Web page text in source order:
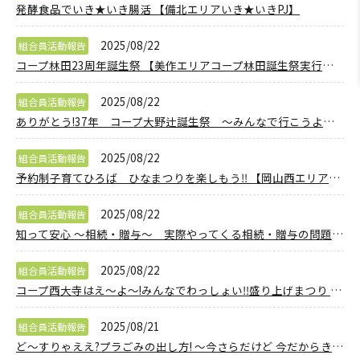
発酵食品でいき★いき腸活 【備北エリアいき★いきPJ】
組合員活動報告
2025/08/22
コープ林田23周年誕生祭 【美作エリアコープ林田誕生祭実行委員会】
組合員活動報告
2025/08/22
ありがとう!37年 コープ大野辻誕生祭 ～みんなで行こうよ大野辻～ 【岡山西エリアコープ大野辻応援実行委員会】
組合員活動報告
2025/08/22
予約制子育てひろば ひなまつりを楽しもう‼ 【岡山西エリア子育て応援PJ】
組合員活動報告
2025/08/22
知って安心 ～相続・贈与～ 実際やってくる相続・贈与の問題についてお話をうかがいましょう 【岡山西エリア地域社会づくりPJ】
組合員活動報告
2025/08/22
コープ西大寺はえ～よ～!みんなでわっしょい‼盛り上げまつり 【岡山東エリア西大寺店舗応援実行委員会】
組合員活動報告
2025/08/21
ど～すりゃええ?プラごみの出し方! ～今さらだけど 今だからききたい～ 【岡山西エリア環境・防災委員会】